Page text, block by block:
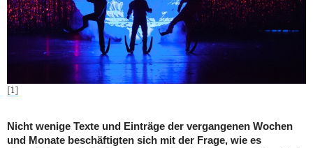
[1]
Nicht wenige Texte und Einträge der vergangenen Wochen
und Monate beschäftigten sich mit der Frage, wie es